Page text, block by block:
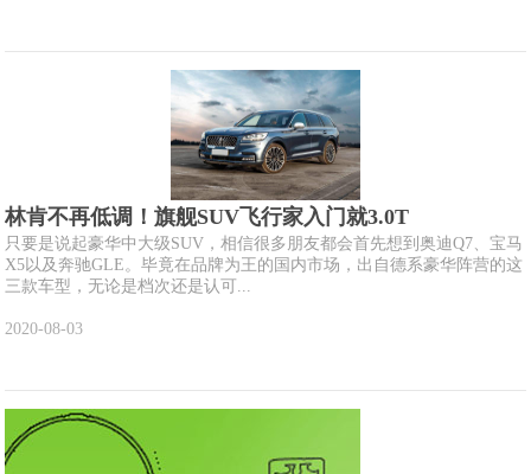
林肯不再低调！旗舰SUV飞行家入门就3.0T
只要是说起豪华中大级SUV，相信很多朋友都会首先想到奥迪Q7、宝马
X5以及奔驰GLE。毕竟在品牌为王的国内市场，出自德系豪华阵营的这
三款车型，无论是档次还是认可...
2020-08-03